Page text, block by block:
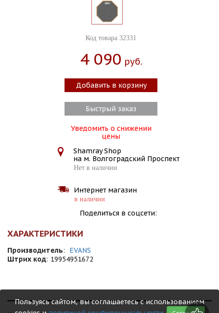
Код товара 32331
4 090 Руб.
Добавить в корзину
Быстрый заказ
Уведомить о снижении
цены
Shamray Shop
на м. Волгоградский Проспект
Нет в наличии
Интернет магазин
в наличии
Поделиться в соцсети:
ХАРАКТЕРИСТИКИ
Производитель:
EVANS
Штрих код: 19954951672
Пользуясь сайтом, вы соглашаетесь с использованием